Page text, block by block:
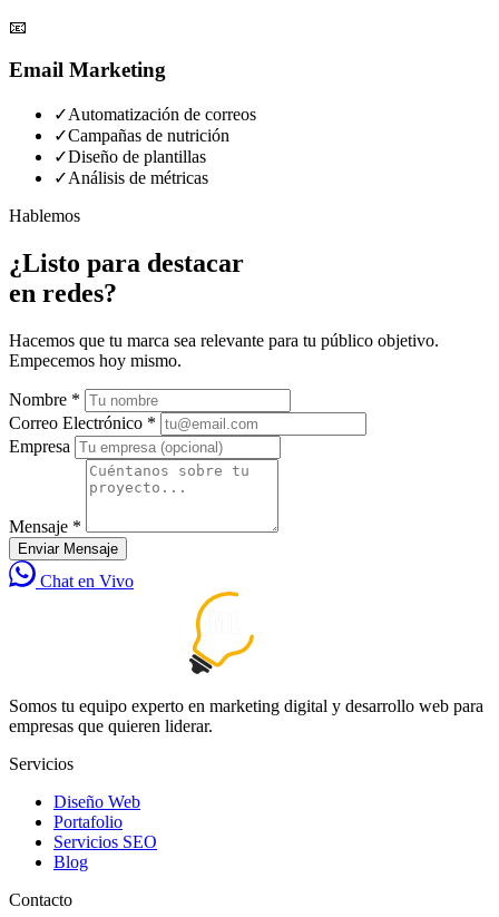
📧
Email Marketing
✓Automatización de correos
✓Campañas de nutrición
✓Diseño de plantillas
✓Análisis de métricas
Hablemos
¿Listo para destacar
en redes?
Hacemos que tu marca sea relevante para tu público objetivo.
Empecemos hoy mismo.
Nombre *
Correo Electrónico *
Empresa
Mensaje *
Enviar Mensaje
Chat en Vivo
Somos tu equipo experto en marketing digital y desarrollo web para
empresas que quieren liderar.
Servicios
Diseño Web
Portafolio
Servicios SEO
Blog
Contacto